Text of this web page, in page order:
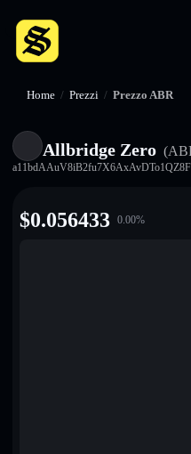
Home / Prezzi / Prezzo ABR
Allbridge Zero
$0.056433 0.00%